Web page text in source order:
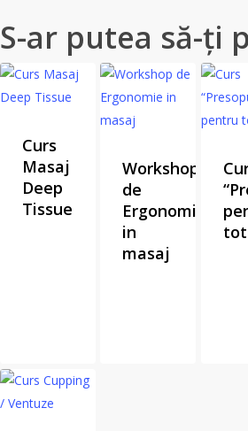
tehnici
S-ar putea să-ți
Curs
Masaj
Deep
Tissue
Workshop
de
Ergonomie
in
masaj